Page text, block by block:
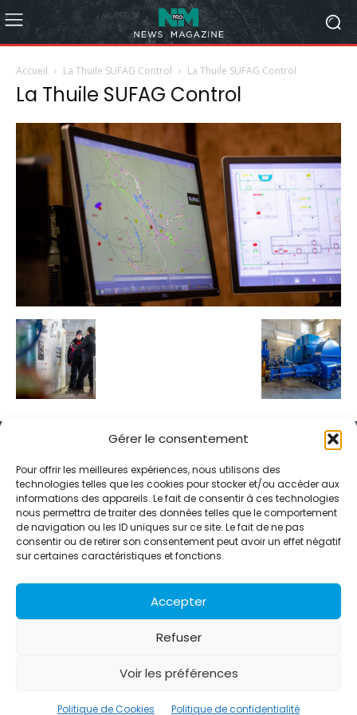
Gérer le consentement
Pour offrir les meilleures expériences, nous utilisons des
technologies telles que les cookies pour stocker et/ou accéder aux
informations des appareils. Le fait de consentir à ces technologies
nous permettra de traiter des données telles que le comportement
de navigation ou les ID uniques sur ce site. Le fait de ne pas
consentir ou de retirer son consentement peut avoir un effet négatif
sur certaines caractéristiques et fonctions.
Accepter
Refuser
Voir les préférences
Politique de Cookies Politique de confidentialité
Accueil La Thuile SUFAG Control La Thuile SUFAG Control
La Thuile SUFAG Control
Alternative Média est une agence de relations presse et de
relations publiques basée à Grenoble. Depuis 1995, elle conçoit et
pilote des stratégies de visibilité en France et à l’international
grâce à un réseau d’agences partenaires.
Contact International
Références